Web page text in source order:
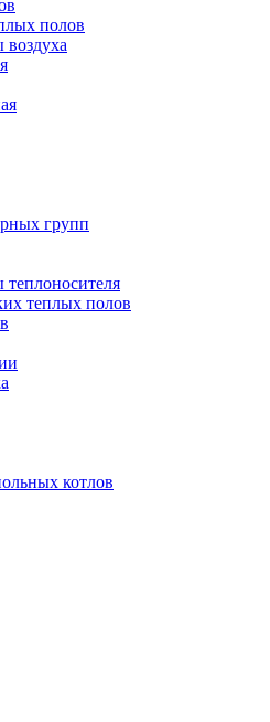
полов
воздуха
групп
теплоносителя
теплых полов
котлов